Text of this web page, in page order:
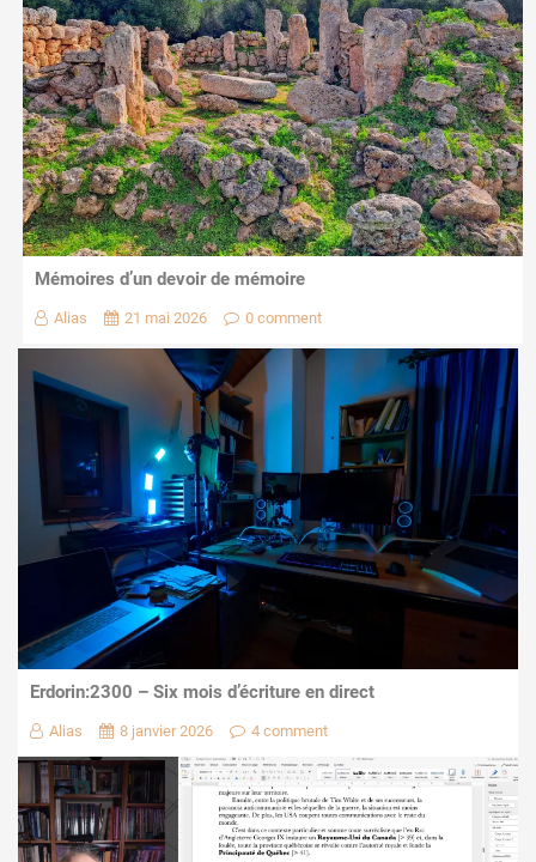
Mémoires d’un devoir de mémoire
Alias 21 mai 2026 0 comment
Erdorin:2300 – Six mois d’écriture en direct
Alias 8 janvier 2026 4 comment